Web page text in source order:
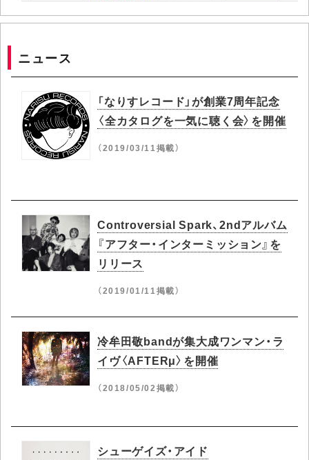
ニュース
「なりすレコード」が創業7周年記念
〈全カタログを一気に聴く会〉を開催
（2019/03/11掲載）
Controversial Spark、2ndアルバム
『アフター・インターミッション』を
リリース
（2019/01/11掲載）
冷牟田敬bandが集大成ワンマン・ラ
イヴ〈AFTERμ〉を開催
（2018/05/02掲載）
シューゲイズ・アイド